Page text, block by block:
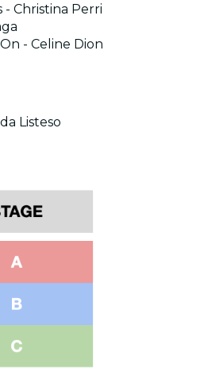
- Christina Perri
- Celine Dion
Listeso